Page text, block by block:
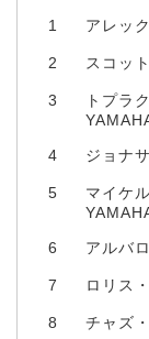
1 アレッ
2 スコッ
3
トプラ
4 ジョナ
5
マイケ
6 アルバ
7 ロリス
8 チャズ